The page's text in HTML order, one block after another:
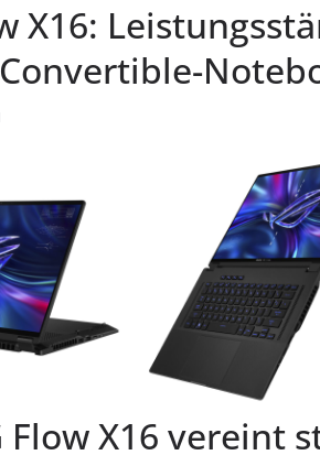
X16:
Flow X16 vereint